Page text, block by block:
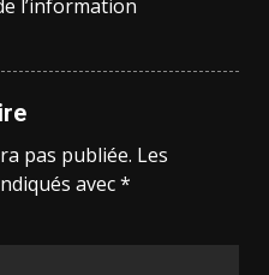
l’information
pas publiée. Les
avec*